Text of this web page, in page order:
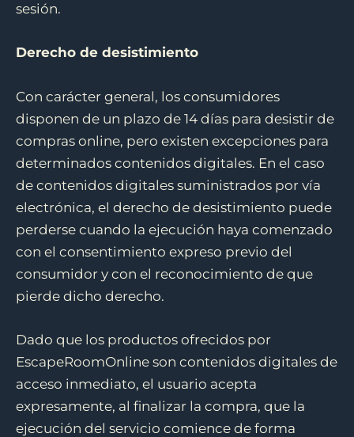
sesión.
Derecho de desistimiento
Con carácter general, los consumidores
disponen de un plazo de 14 días para desistir de
compras online, pero existen excepciones para
determinados contenidos digitales. En el caso
de contenidos digitales suministrados por vía
electrónica, el derecho de desistimiento puede
perderse cuando la ejecución haya comenzado
con el consentimiento expreso previo del
consumidor y con el reconocimiento de que
pierde dicho derecho.
Dado que los productos ofrecidos por
EscapeRoomOnline son contenidos digitales de
acceso inmediato, el usuario acepta
expresamente, al finalizar la compra, que la
ejecución del servicio comience de forma